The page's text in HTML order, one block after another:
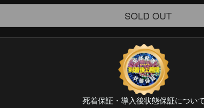
SOLD OUT
死着保証・導入後状態保証につい